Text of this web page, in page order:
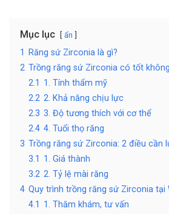
Mục lục ẩn
1
Răng sứ Zirconia là gì?
2 Trồng răng sứ Zirconia có tốt
2.1 1. Tính thẩm mỹ
2.2 2. Khả năng chịu lực
2.3 3. Độ tương thích với cơ thể
2.4 4. Tuổi thọ răng
3 Trồng răng sứ Zirconia: 2 điều cần
3.1 1. Giá thành
3.2 2. Tỷ lệ mài răng
4 Quy trình trồng răng sứ Zirconia tại
4.1 1. Thăm khám, tư vấn